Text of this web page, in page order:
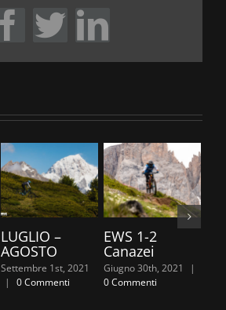
Facebook
TwitterLinkedIn
LUGLIO –
AGOSTO
Settembre 1st, 2021
|
0 Commenti
EWS 1-2
Canazei
Giugno 30th, 2021
|
0 Commenti